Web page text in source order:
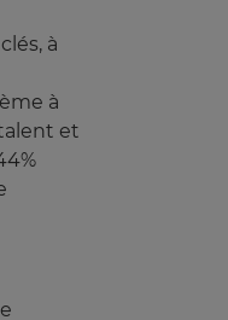
à
à
et